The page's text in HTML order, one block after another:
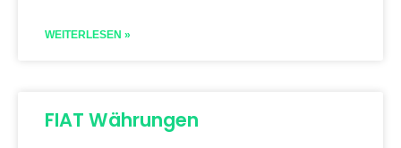
WEITERLESEN »
FIAT Währungen